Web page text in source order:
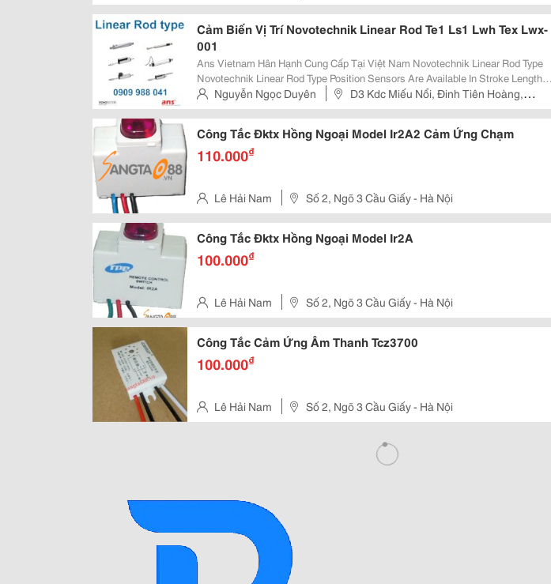
Tp.hcm
Cảm Biến Vị Trí Novotechnik Linear Rod Te1 Ls1 Lwh Tex Lwx-
001
Ans Vietnam Hân Hạnh Cung Cấp Tại Việt Nam Novotechnik Linear Rod Type
Novotechnik Linear Rod Type Position Sensors Are Available In Stroke Lengths
From 10 To 900 Mm. They Have High Tolerance To Adverse Environmental
Conditions And Provide Long
Nguyễn Ngọc Duyên
D3 Kdc Miếu Nổi, Đinh Tiên Hoàng,
P.3, Q.bình Thạnh
Công Tắc Đktx Hồng Ngoại Model Ir2A2 Cảm Ứng Chạm
110.000₫
Lê Hải Nam Số 2, Ngõ 3 Cầu Giấy - Hà Nội
Công Tắc Đktx Hồng Ngoại Model Ir2A
100.000₫
Lê Hải Nam Số 2, Ngõ 3 Cầu Giấy - Hà Nội
Công Tắc Cảm Ứng Âm Thanh Tcz3700
100.000₫
Lê Hải Nam Số 2, Ngõ 3 Cầu Giấy - Hà Nội